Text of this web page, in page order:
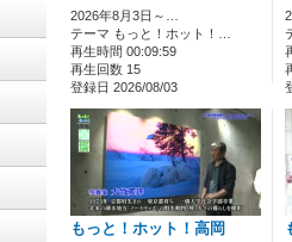
2026年8月3日～…
テーマ もっと！ホット！…
再生時間 00:09:59
再生回数 15
登録日 2026/08/03
もっと！ホット！高岡